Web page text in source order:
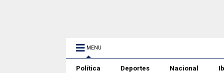
MENU
Política Deportes Nacional